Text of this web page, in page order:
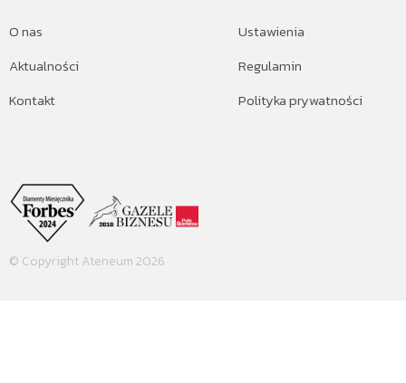
O nas
Aktualności
Kontakt
Ustawienia
Regulamin
Polityka prywatności
© Copyright Ateneum 2026